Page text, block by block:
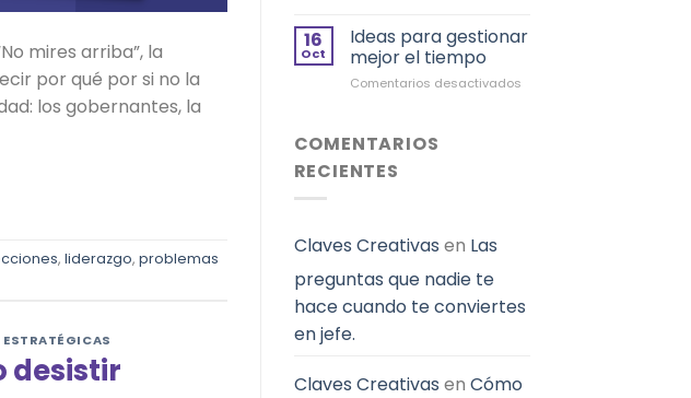
mires arriba”, la
por qué por si no la
los gobernantes, la
, liderazgo, problemas
ESTRATÉGICAS
desistir
16
Oct
Ideas para gestionar
mejor el tiempo
Comentarios desactivadosen
COMENTARIOS
RECIENTES
Claves Creativas en Las
preguntas que nadie te
hace cuando te conviertes
en jefe.
Claves Creativas en Cómo